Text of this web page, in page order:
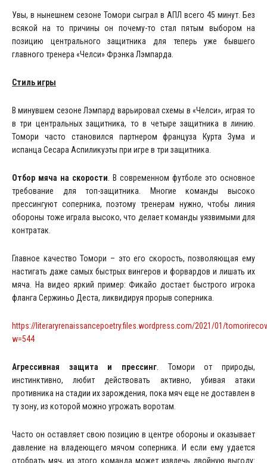
Увы, в нынешнем сезоне Томори сыграл в АПЛ всего 45 минут. Без
всякой на то причины он почему-то стал пятым выбором на
позицию центрального защитника для теперь уже бывшего
главного тренера «Челси» Фрэнка Лэмпарда.
Стиль игры
В минувшем сезоне Лэмпард варьировал схемы в «Челси», играя то
в три центральных защитника, то в четыре защитника в линию.
Томори часто становился партнером француза Курта Зума и
испанца Сесара Аспиликуэты при игре в три защитника.
Отбор мяча на скорости. В современном футболе это основное
требование для топ-защитника. Многие команды высоко
прессингуют соперника, поэтому тренерам нужно, чтобы линия
обороны тоже играла высоко, что делает команды уязвимыми для
контратак.
Главное качество Томори – это его скорость, позволяющая ему
настигать даже самых быстрых вингеров и форвардов и лишать их
мяча. На видео яркий пример: Фикайо достает быстрого игрока
фланга Сержиньо Деста, ликвидируя прорыв соперника.
https://literaryrenaissancepoetry.files.wordpress.com/2021/01/
w=544
Агрессивная защита и прессинг. Томори от природы,
инстинктивно, любит действовать активно, убивая атаки
противника на стадии их зарождения, пока мяч еще не доставлен в
ту зону, из которой можно угрожать воротам.
Часто он оставляет свою позицию в центре обороны и оказывает
давление на владеющего мячом соперника. И если ему удается
отобрать мяч, из этого команда может извлечь двойную выгоду: